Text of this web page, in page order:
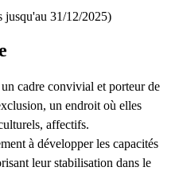
jusqu'au 31/12/2025)
cadre convivial et porteur de
un endroit où elles
affectifs.
à développer les capacités
leur stabilisation dans le